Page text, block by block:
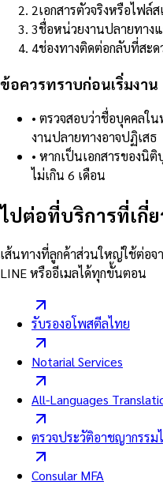
2เอกสารตัวจริงหรือไฟ
3ชื่อหน่วยงานปลายทาง
4ช่องทางติดต่อกลับที่สะ
ข้อควรทราบก่อนเริ่มงาน
• ตรวจสอบว่าชื่อบุคคลใ
งานปลายทางอาจปฏิเสธ
• หากเป็นเอกสารของนิ
ไม่เกิน 6 เดือน
ไปต่อที่บริการที่เกี่
เส้นทางที่ลูกค้าส่วนใหญ่ใช้ต่อ
LINE หรืออีเมลได้ทุกขั้นตอน
รับรองอโพสตีลไทย
Notarial Services
All-Languages
ตรวจประวัติอาชญากรรม
Consular MFA